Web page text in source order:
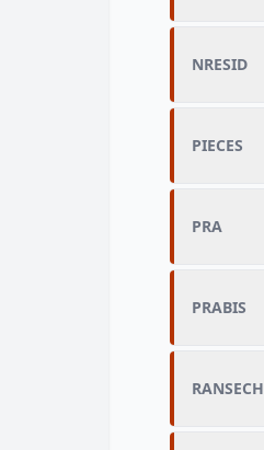
NRESID
PIECES
PRA
PRABIS
RANSECH